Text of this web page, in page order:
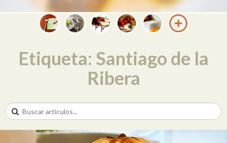
Etiqueta: Santiago de la
Ribera